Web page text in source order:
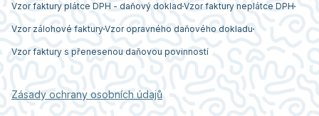
Vzor faktury plátce DPH - daňový doklad Vzor faktury neplátce DPH
Vzor zálohové fakturyVzor opravného daňového dokladu
Vzor faktury s přenesenou daňovou povinností
Zásady ochrany osobních údajů